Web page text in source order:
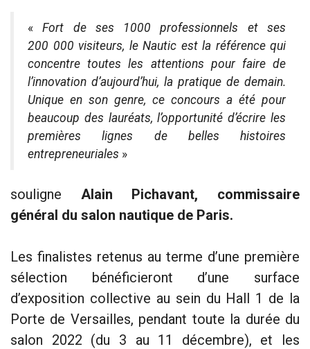
«Fort de ses 1000 professionnels et ses
200 000 visiteurs, le Nautic est la référence qui
concentre toutes les attentions pour faire de
l’innovation d’aujourd’hui, la pratique de demain.
Unique en son genre, ce concours a été pour
beaucoup des lauréats, l’opportunité d’écrire les
premières lignes de belles histoires
entrepreneuriales »
souligne Alain Pichavant, commissaire
général du salon nautique de Paris.
Les finalistes retenus au terme d’une première
sélection bénéficieront d’une surface
d’exposition collective au sein du Hall 1 de la
Porte de Versailles, pendant toute la durée du
salon 2022 (du 3 au 11 décembre), et les